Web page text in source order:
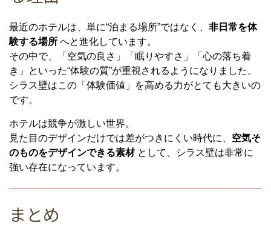
最近のホテルは、単に“泊まる場所”ではなく、 非日常を体
験する場所 へと進化しています。
その中で、「空気の良さ」「眠りやすさ」「心の落ち着
き」といった“体験の質”が重視されるようになりました。
シラス壁はこの「体験価値」を高める力がとても大きいの
です。
ホテルは競争が激しい世界。
見た目のデザインだけでは差がつきにくい時代に、 空気そ
のものをデザインできる素材として、シラス壁は非常に
強い存在になっています。
まとめ